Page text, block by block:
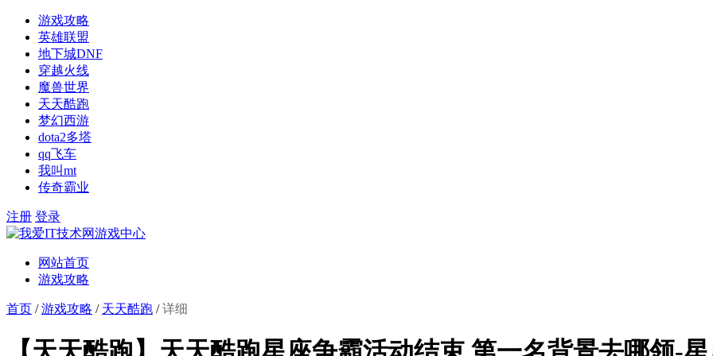
游戏攻略
英雄联盟
地下城DNF
穿越火线
魔兽世界
天天酷跑
梦幻西游
dota2多塔
qq飞车
我叫mt
传奇霸业
注册 登录
网站首页
游戏攻略
首页 /游戏攻略 / 天天酷跑 /详细